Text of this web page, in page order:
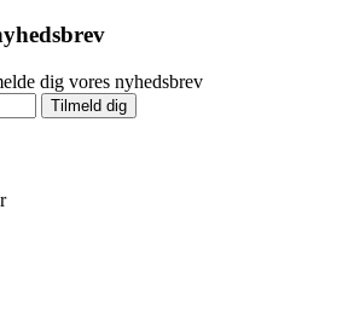
dig vores nyhedsbrev
Tilmeld dig